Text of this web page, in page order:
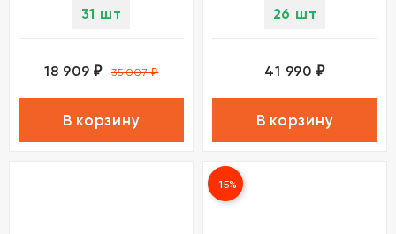
31 шт
18 909 ₽ 35 007₽
В корзину
26 шт
41 990 ₽
В корзину
-15%